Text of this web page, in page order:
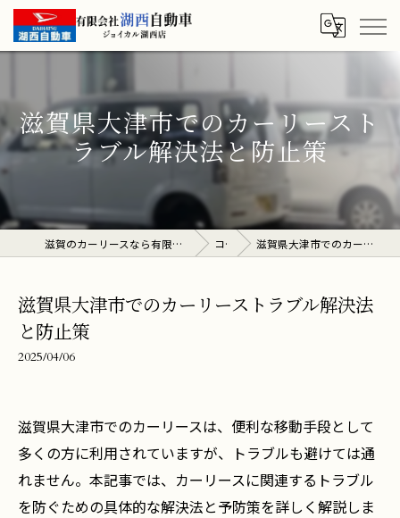
滋賀県大津市でのカーリースト
ラブル解決法と防止策
滋賀のカーリースなら有限会社湖西自動車 ジョイカル湖西店 コラム 滋賀県大津市でのカーリーストラブル解決法と防止策
滋賀県大津市でのカーリーストラブル解決法
と防止策
2025/04/06
滋賀県大津市でのカーリースは、便利な移動手段として
多くの方に利用されていますが、トラブルも避けては通
れません。本記事では、カーリースに関連するトラブル
を防ぐための具体的な解決法と予防策を詳しく解説しま